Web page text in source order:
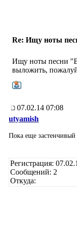
Re: Ищу ноты
Ищу ноты песни
выложить,
07.02.14 07:08
utyamish
Пока еще застенчивый
Регистрация:
Сообщений: 2
Откуда: